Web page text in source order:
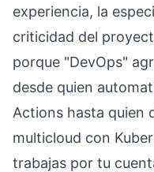
experiencia, la
criticidad del
porque "DevOps"
desde quien
Actions hasta quien
multicloud con
trabajas por tu